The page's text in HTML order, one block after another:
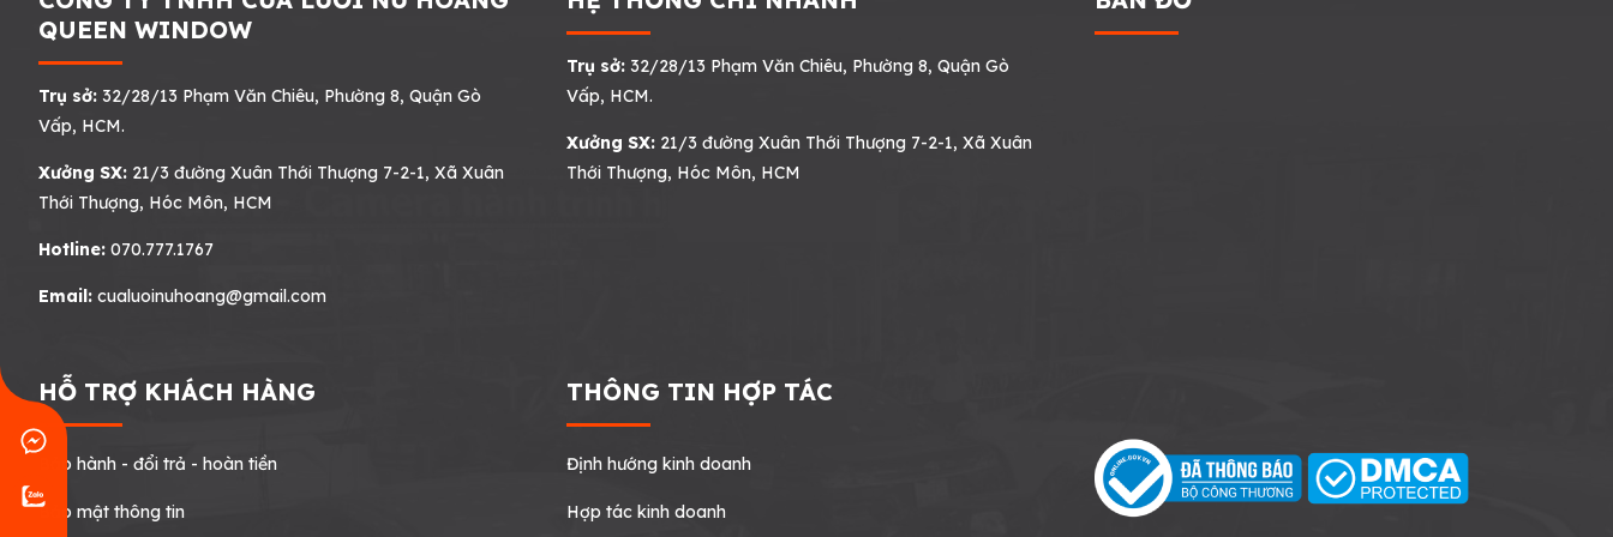
QUEEN WINDOW
Trụ sở: 32/28/13 Phạm Văn Chiêu, Phường 8, Quận Gò
Vấp, HCM.
Xưởng SX: 21/3 đường Xuân Thới Thượng 7-2-1, Xã Xuân
Thới Thượng, Hóc Môn, HCM
Hotline: 070.777.1767
Email: cualuoinuhoang@gmail.com
Trụ sở: 32/28/13 Phạm Văn Chiêu, Phường 8, Quận Gò
Vấp, HCM.
Xưởng SX: 21/3 đường Xuân Thới Thượng 7-2-1, Xã Xuân
Thới Thượng, Hóc Môn, HCM
HỖ TRỢ KHÁCH HÀNG
Bảo hành - đổi trả - hoàn tiền
Bảo mật thông tin
THÔNG TIN HỢP TÁC
Định hướng kinh doanh
Hợp tác kinh doanh